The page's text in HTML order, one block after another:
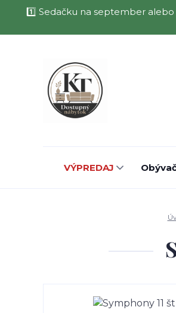
1️⃣ Sedačku na september alebo
VÝPREDAJ